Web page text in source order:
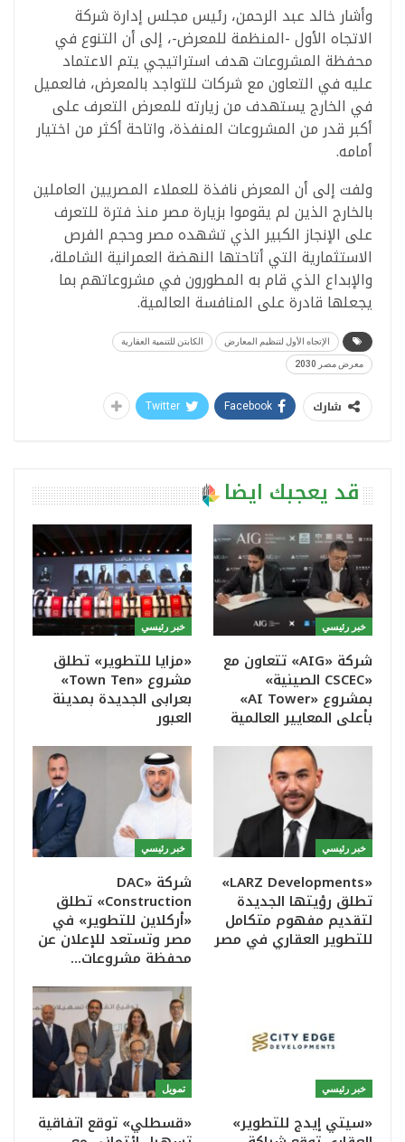
وأشار خالد عبد الرحمن، رئيس مجلس إدارة شركة
الاتجاه الأول -المنظمة للمعرض-، إلى أن التنوع في
محفظة المشروعات هدف استراتيجي يتم الاعتماد
عليه في التعاون مع شركات للتواجد بالمعرض، فالعميل
في الخارج يستهدف من زيارته للمعرض التعرف على
أكبر قدر من المشروعات المنفذة، واتاحة أكثر من اختيار
أمامه.
ولفت إلى أن المعرض نافذة للعملاء المصريين العاملين
بالخارج الذين لم يقوموا بزيارة مصر منذ فترة للتعرف
على الإنجاز الكبير الذي تشهده مصر وحجم الفرص
الاستثمارية التي أتاحتها النهضة العمرانية الشاملة،
والإبداع الذي قام به المطورون في مشروعاتهم بما
يجعلها قادرة على المنافسة العالمية.
الإتجاه الأول لتنظيم المعارض الكابتن للتنمية العقارية
معرض مصر 2030
شارك Facebook
Twitter
قد يعجبك ايضا
خبر رئيسي
شركة «AIG» تتعاون مع
«CSCEC الصينية»
بمشروع «AI Tower»
بأعلى المعايير العالمية
خبر رئيسي
«مزايا للتطوير» تطلق
مشروع «Town Ten»
بعرابى الجديدة بمدينة
العبور
خبر رئيسي
«LARZ Developments»
تطلق رؤيتها الجديدة
لتقديم مفهوم متكامل
للتطوير العقاري في مصر
خبر رئيسي
شركة «DAC
Construction» تطلق
«أركلاين للتطوير» في
مصر وتستعد للإعلان عن
محفظة مشروعات…
خبر رئيسي
«سيتي إيدج للتطوير»
تمويل
«قسطلي» توقع اتفاقية